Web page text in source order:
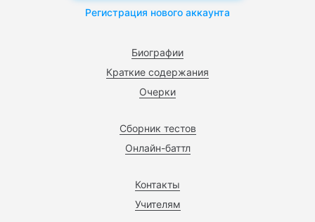
Биографии
Краткие содержания
Очерки
Сборник тестов
Онлайн-баттл
Контакты
Учителям
Регистрация нового аккаунта